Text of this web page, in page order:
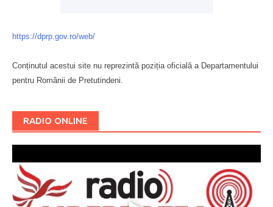
https://dprp.gov.ro/web/
Conținutul acestui site nu reprezintă poziția oficială a Departamentului
pentru Românii de Pretutindeni.
RADIO ONLINE